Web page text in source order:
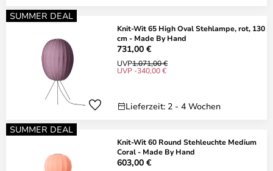
SUMMER DEAL
Knit-Wit 65 High Oval Stehlampe, rot, 130
cm - Made By Hand
731,00 €
UVP1.071,00 €
UVP -340,00 €
Lieferzeit: 2 - 4 Wochen
SUMMER DEAL
Knit-Wit 60 Round Stehleuchte Medium
Coral - Made By Hand
603,00 €